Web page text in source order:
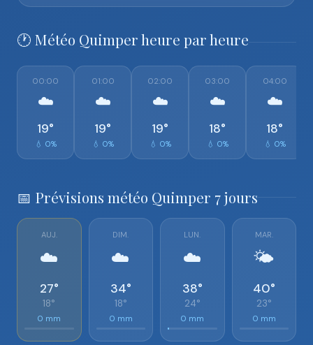
🕐 Météo Quimper heure par heure
00:00
☁️
19°
💧 0%
01:00
☁️
19°
💧 0%
02:00
☁️
19°
💧 0%
03:00
☁️
18°
💧 0%
04:00
☁️
18°
💧 0%
📅 Prévisions météo Quimper 7 jours
AUJ.
☁️
27°
18°
0 mm
DIM.
☁️
34°
18°
0 mm
LUN.
☁️
38°
24°
0 mm
MAR.
🌤️
40°
23°
0 mm